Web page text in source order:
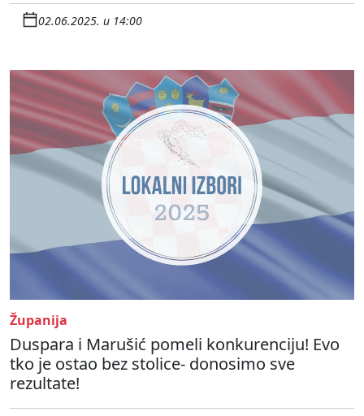
02.06.2025. u 14:00
Županija
Duspara i Marušić pomeli konkurenciju! Evo
tko je ostao bez stolice- donosimo sve
rezultate!